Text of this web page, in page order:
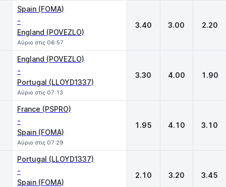
Spain (FOMA)
-
England (POVEZLO)
Αύριο στις 06:57
3.40 3.00 2.20
England (POVEZLO)
-
Portugal (LLOYD1337)
Αύριο στις 07:13
3.30 4.00 1.90
France (PSPRO)
-
Spain (FOMA)
Αύριο στις 07:29
1.95 4.10 3.10
Portugal (LLOYD1337)
-
Spain (FOMA)
2.10 3.20 3.45